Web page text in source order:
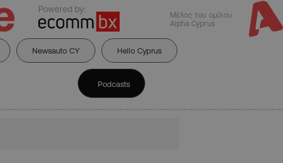
Powered by:
Μέλος του ομίλου
Alpha Cyprus
Newsauto CY Hello Cyprus
Podcasts